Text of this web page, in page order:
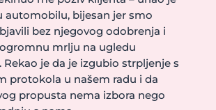
automobilu, bijesan jer smo
bez njegovog odobrenja i
mrlju na ugledu
Rekao je da je izgubio strpljenje s
protokola u našem radu i da
propusta nema izbora nego